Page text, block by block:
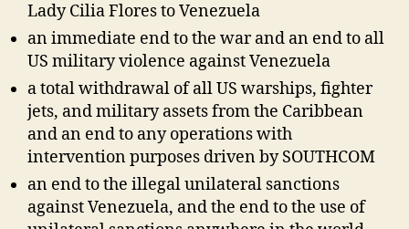
Lady Cilia Flores to Venezuela
an immediate end to the war and an end to all
US military violence against Venezuela
a total withdrawal of all US warships, fighter
jets, and military assets from the Caribbean
and an end to any operations with
intervention purposes driven by SOUTHCOM
an end to the illegal unilateral sanctions
against Venezuela, and the end to the use of